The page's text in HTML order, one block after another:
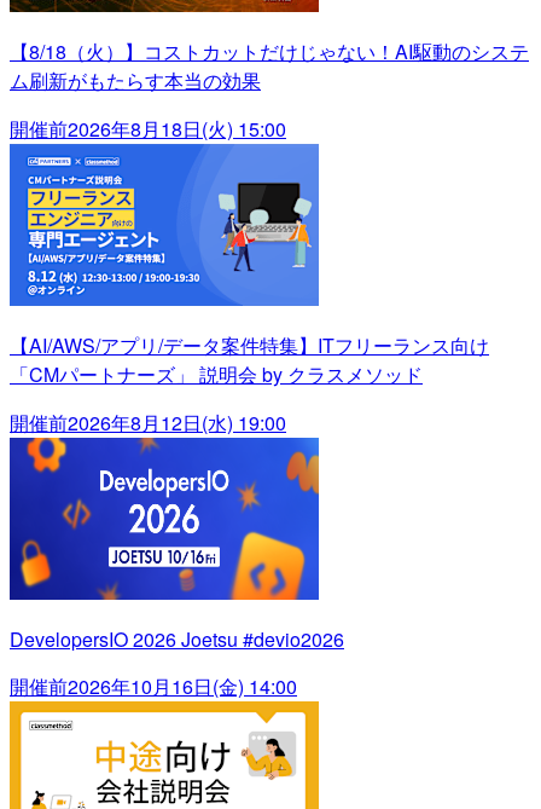
【8/18（火）】コストカットだけじゃない！AI駆動のシステ
ム刷新がもたらす本当の効果
開催前2026年8月18日(火) 15:00
【AI/AWS/アプリ/データ案件特集】ITフリーランス向け
「CMパートナーズ」 説明会 by クラスメソッド
開催前2026年8月12日(水) 19:00
DevelopersIO 2026 Joetsu #devio2026
開催前2026年10月16日(金) 14:00